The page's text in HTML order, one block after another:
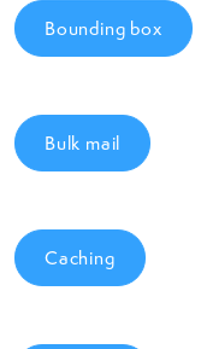
Bounding box
Bulk mail
Caching